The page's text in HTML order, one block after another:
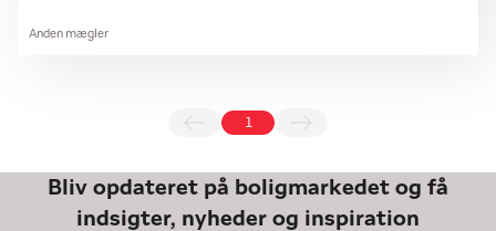
Anden mægler
Bliv opdateret på boligmarkedet og få
indsigter, nyheder og inspiration